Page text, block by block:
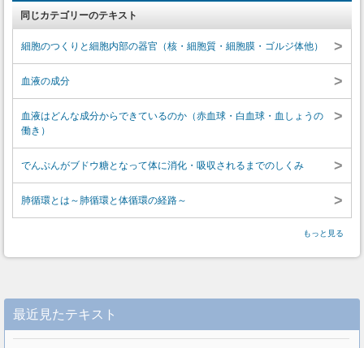
同じカテゴリーのテキスト
細胞のつくりと細胞内部の器官（核・細胞質・細胞膜・ゴルジ体他） >
血液の成分 >
血液はどんな成分からできているのか（赤血球・白血球・血しょうの
働き）
>
でんぷんがブドウ糖となって体に消化・吸収されるまでのしくみ >
肺循環とは～肺循環と体循環の経路～ >
もっと見る
最近見たテキスト